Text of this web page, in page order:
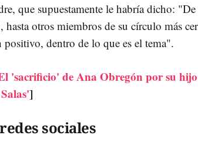
que supuestamente le habría dicho:
hasta otros miembros de su círculo más
positivo, dentro de lo que es el tema".
'sacrificio' de Ana Obregón por su
]
sociales